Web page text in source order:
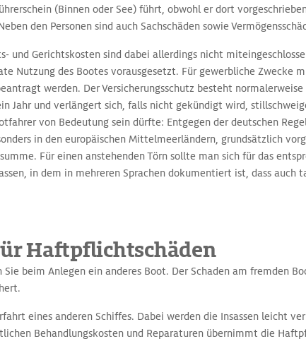
(Binnen oder See) führt, obwohl er dort
den Personen sind auch Sachschäden sowie
und Gerichtskosten sind dabei allerdings nicht
Nutzung des Bootes vorausgesetzt. Für gewerbliche Zwecke
werden. Der Versicherungsschutz besteht
Jahr und verlängert sich, falls nicht gekündigt wird,
von Bedeutung sein dürfte: Entgegen der deutschen
in den europäischen Mittelmeerländern, grundsätzlich
Für einen anstehenden Törn sollte man sich für das
in dem in mehreren Sprachen dokumentiert ist, dass auch
Haftpflichtschäden
Sie beim Anlegen ein anderes Boot. Der Schaden am fremden
eines anderen Schiffes. Dabei werden die Insassen leicht
Behandlungskosten und Reparaturen übernimmt die